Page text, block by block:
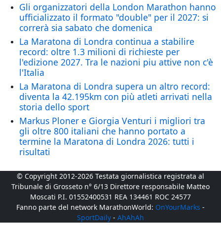
Gli organizzatori della London Marathon hanno
ufficializzato il formato "double" per il 2027: si
correrà sia sabato che domenica
La Maratona di Londra continua a stabilire
record: oltre 1.3 milioni di richieste per
l'edizione 2027. Tra le nazioni piu attive non c'è
l'Italia
La Maratona di Londra supera un altro record:
diventa la 42.195km con più atleti arrivati nella
storia dello sport
Markus Ploner e Giorgia Venturi i migliori tra
gli oltre 800 italiani che hanno portato a
termine la Maratona di Londra 2026: tutti i
risultati
© Copyright 2012-2026 Testata giornalistica registrata al
Tribunale di Grosseto n° 6/13 Direttore responsabile Matteo
Moscati P.I. 01552400531 REA 134461 ROC 24577
Fanno parte del network MarathonWorld: OnYourMarks -
SportDaily - AhAhAh